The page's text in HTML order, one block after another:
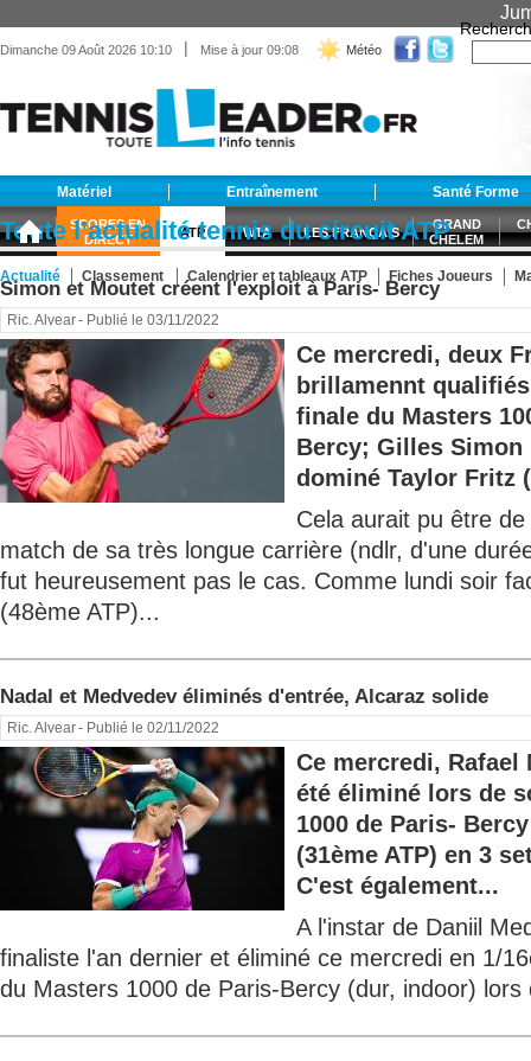
Dimanche 09 Août 2026 10:10 | Mise à jour 09:08 Météo
Matériel Entraînement Santé Forme
SCORES EN
DIRECT
ATP
Actualité
Classement
ATP
Calendrier et tableaux ATP Fiches Joueurs
WTA LES FRANÇAIS
GRAND
CHELEM
Toute l’actualité tennis du circuit ATP
Simon et Moutet créent l'exploit à Paris- Bercy
Ric. Alvear- Publié le 03/11/2022
Ce mercredi, deux
brillamennt
finale du Masters
Bercy; Gilles Simon
dominé Taylor Fritz
Cela aurait pu être
match de sa très longue carrière (ndlr, d'une
fut heureusement pas le cas. Comme lundi soir
(48ème ATP)...
Nadal et Medvedev éliminés d'entrée, Alcaraz solide
Ric. Alvear- Publié le 02/11/2022
Ce mercredi, Rafael
été éliminé lors de
1000 de Paris-
(31ème ATP) en 3
C'est également...
A l'instar de Daniil
finaliste l'an dernier et éliminé ce mercredi en 1/
du Masters 1000 de Paris-Bercy (dur, indoor)